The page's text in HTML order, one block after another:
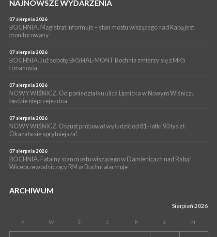
Z BOCHNI NA JASNĄ GÓRĘ. Drugi dzień wędrówki [ZDJĘCIA]
WYDARZENIA
NASZ NEWS. Powstał Komitet Ochrony Ładu
Przestrzennego Miasta Bochnia. To odpowiedź na działania
magistratu
NAJNOWSZE WYDARZENIA
07 sierpnia 2026
BOCHNIA. Magistrat informuje – stan mostu wiszącego nad Rabą jest
monitorowany
07 sierpnia 2026
BOCHNIA. Już sobotę BKS HAL-MONT Bochnia zmierzy się z MKS
Limanovia
07 sierpnia 2026
NOWY WIŚNICZ. Od poniedziałku ulica Lipnicka w Nowym Wiśniczu
będzie nieprzejezdna
07 sierpnia 2026
NOWY WIŚNICZ. Oszust próbował wyłudzić od 81- latki 90 tys zł.
Okazała się sprytniejsza!
07 sierpnia 2026
BOCHNIA. Fatalny stan mostu wiszącego w Damienicach nad Rabą!
Wiceprzewodniczący RM w Bochni alarmuje
ARCHIWUM
Sierpień 2026
P W Ś C P S N